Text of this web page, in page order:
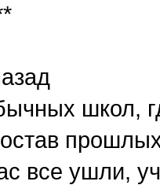
школ,
все ушли,